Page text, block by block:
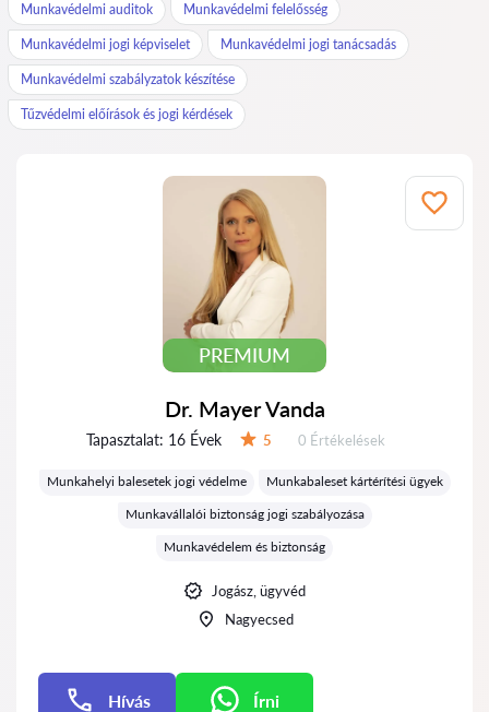
Munkavédelmi auditok Munkavédelmi felelősség
Munkavédelmi jogi képviselet Munkavédelmi jogi tanácsadás
Munkavédelmi szabályzatok készítése
Tűzvédelmi előírások és jogi kérdések
PREMIUM
Dr. Mayer Vanda
Tapasztalat: 16 Évek 5 Értékelések:
0 Értékelések
Munkahelyi balesetek jogi védelme
Munkabaleset kártérítési ügyek
Munkavállalói biztonság jogi szabályozása
Munkavédelem és biztonság
Jogász, ügyvéd
Nagyecsed
Hívás Írni